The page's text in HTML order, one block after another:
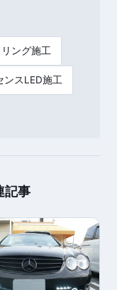
ング施工
ンスLED施工
記事